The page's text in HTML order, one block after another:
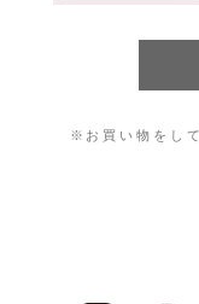
※お買い物をし